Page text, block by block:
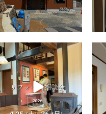
tomohouseinc
4月 25